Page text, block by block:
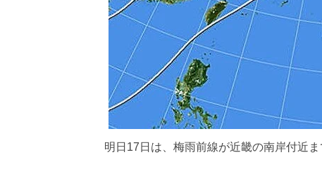
明日17日は、梅雨前線が近畿の南岸付近ま